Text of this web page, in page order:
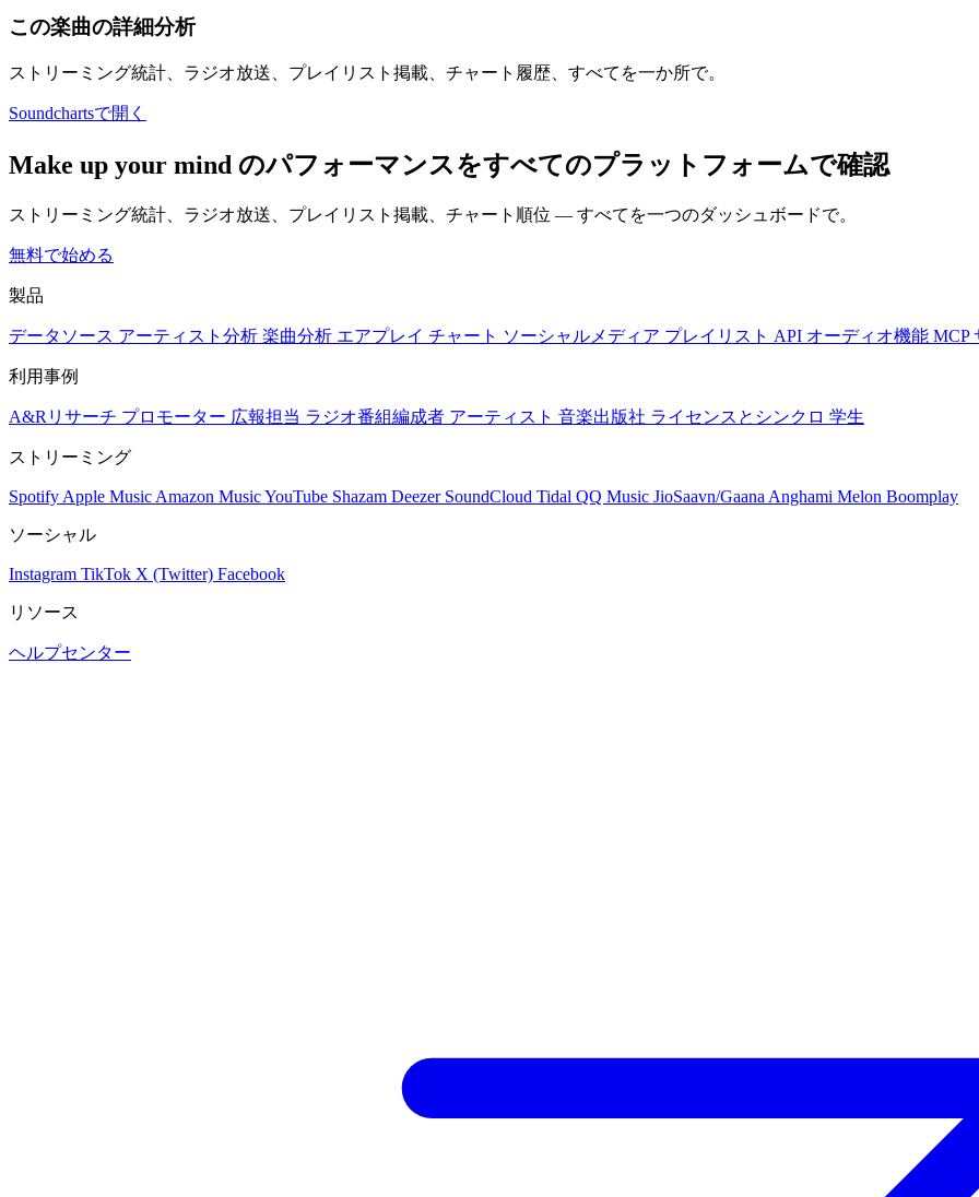
この楽曲の詳細分析
ストリーミング統計、ラジオ放送、プレイリスト掲載、チャート履歴、すべてを一か所で。
Soundchartsで開く
Make up your mind のパフォーマンスをすべてのプラットフォームで確認
ストリーミング統計、ラジオ放送、プレイリスト掲載、チャート順位 — すべてを一つのダッシュボードで。
無料で始める
製品
データソース アーティスト分析 楽曲分析 エアプレイ チャート ソーシャルメディア プレイリスト API オーディオ機能 MCP
利用事例
A&Rリサーチ プロモーター 広報担当 ラジオ番組編成者 アーティスト 音楽出版社 ライセンスとシンクロ 学生
ストリーミング
Spotify Apple Music Amazon MusicYouTube Shazam Deezer SoundCloud Tidal QQ Music JioSaavn/Gaana Anghami Melon Boomplay
ソーシャル
Instagram TikTok X (Twitter) Facebook
リソース
ヘルプセンター